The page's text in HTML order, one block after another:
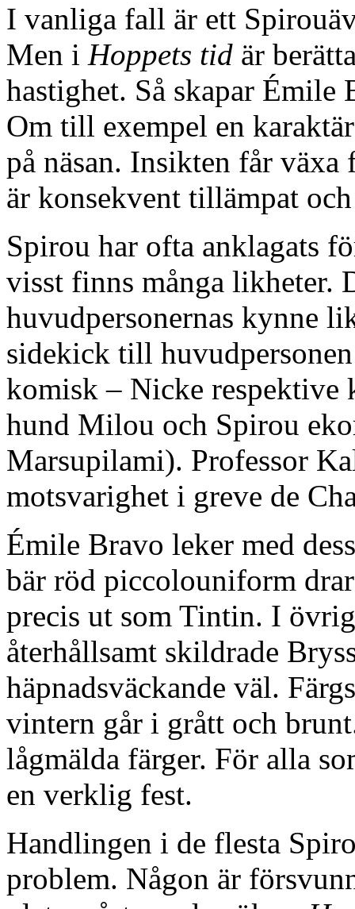
I vanliga fall är ett
Men i Hoppets tid är
hastighet. Så skapar
Om till exempel en
på näsan. Insikten får
är konsekvent tillämpat
Spirou har ofta anklagats
visst finns många likheter.
huvudpersonernas kynne
sidekick till
komisk – Nicke respektive
hund Milou och Spirou
Marsupilami). Professor
motsvarighet i greve de
Émile Bravo leker med
bär röd piccolouniform
precis ut som Tintin. I
återhållsamt skildrade
häpnadsväckande väl.
vintern går i grått och
lågmälda färger. För alla
en verklig fest.
Handlingen i de flesta
problem. Någon är